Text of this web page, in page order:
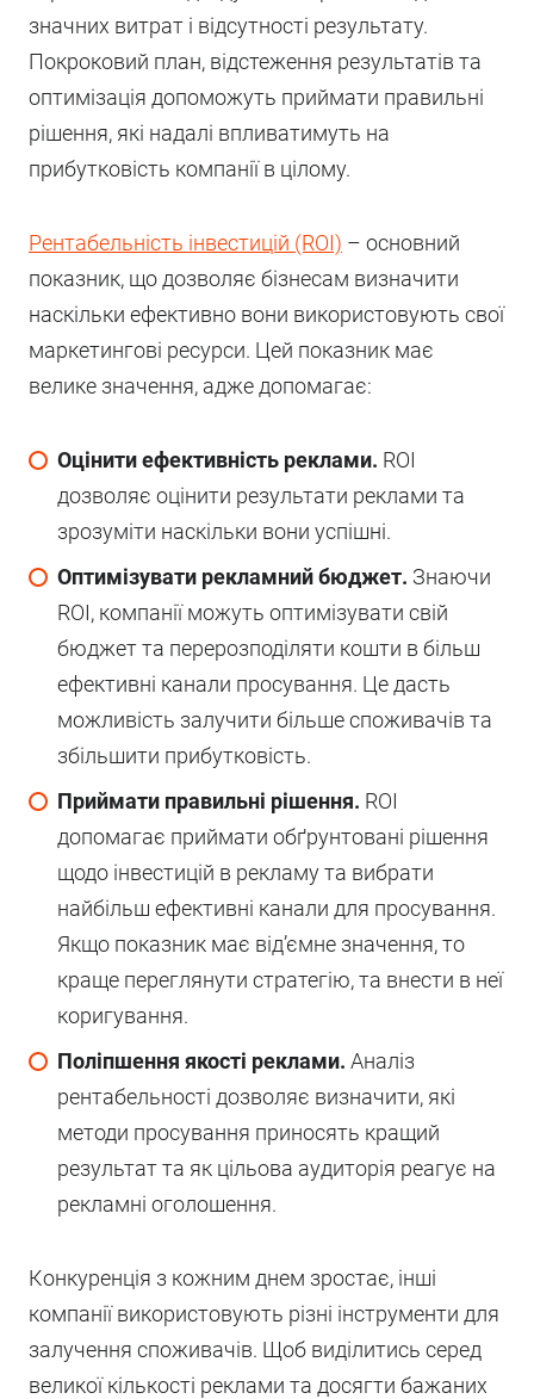
значних витрат і відсутності результату.
Покроковий план, відстеження результатів та
оптимізація допоможуть приймати правильні
рішення, які надалі впливатимуть на
прибутковість компанії в цілому.
Рентабельність інвестицій (ROI) – основний
показник, що дозволяє бізнесам визначити
наскільки ефективно вони використовують свої
маркетингові ресурси. Цей показник має
велике значення, адже допомагає:
Оцінити ефективність реклами. ROI
дозволяє оцінити результати реклами та
зрозуміти наскільки вони успішні.
Оптимізувати рекламний бюджет. Знаючи
ROI, компанії можуть оптимізувати свій
бюджет та перерозподіляти кошти в більш
ефективні канали просування. Це дасть
можливість залучити більше споживачів та
збільшити прибутковість.
Приймати правильні рішення. ROI
допомагає приймати обґрунтовані рішення
щодо інвестицій в рекламу та вибрати
найбільш ефективні канали для просування.
Якщо показник має від’ємне значення, то
краще переглянути стратегію, та внести в неї
коригування.
Поліпшення якості реклами. Аналіз
рентабельності дозволяє визначити, які
методи просування приносять кращий
результат та як цільова аудиторія реагує на
рекламні оголошення.
Конкуренція з кожним днем зростає, інші
компанії використовують різні інструменти для
залучення споживачів. Щоб виділитись серед
великої кількості реклами та досягти бажаних